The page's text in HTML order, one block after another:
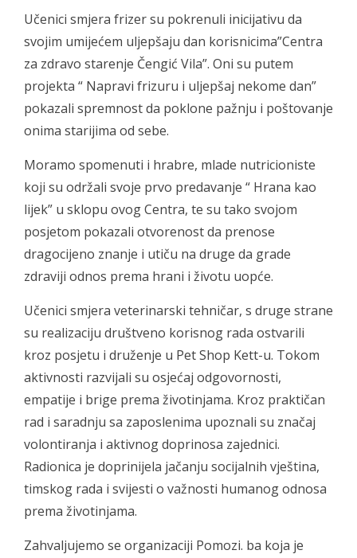
Učenici smjera frizer su pokrenuli inicijativu da
svojim umijećem uljepšaju dan korisnicima”Centra
za zdravo starenje Čengić Vila”. Oni su putem
projekta “ Napravi frizuru i uljepšaj nekome dan”
pokazali spremnost da poklone pažnju i poštovanje
onima starijima od sebe.
Moramo spomenuti i hrabre, mlade nutricioniste
koji su održali svoje prvo predavanje “ Hrana kao
lijek” u sklopu ovog Centra, te su tako svojom
posjetom pokazali otvorenost da prenose
dragocijeno znanje i utiču na druge da grade
zdraviji odnos prema hrani i životu uopće.
Učenici smjera veterinarski tehničar, s druge strane
su realizaciju društveno korisnog rada ostvarili
kroz posjetu i druženje u Pet Shop Kett-u. Tokom
aktivnosti razvijali su osjećaj odgovornosti,
empatije i brige prema životinjama. Kroz praktičan
rad i saradnju sa zaposlenima upoznali su značaj
volontiranja i aktivnog doprinosa zajednici.
Radionica je doprinijela jačanju socijalnih vještina,
timskog rada i svijesti o važnosti humanog odnosa
prema životinjama.
Zahvaljujemo se organizaciji Pomozi. ba koja je